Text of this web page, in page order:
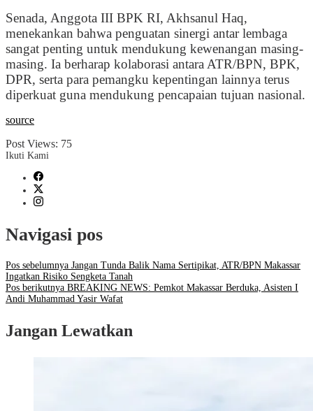
Senada, Anggota III BPK RI, Akhsanul Haq,
menekankan bahwa penguatan sinergi antar lembaga
sangat penting untuk mendukung kewenangan masing-
masing. Ia berharap kolaborasi antara ATR/BPN, BPK,
DPR, serta para pemangku kepentingan lainnya terus
diperkuat guna mendukung pencapaian tujuan nasional.
source
Post Views: 75
Ikuti Kami
Navigasi pos
Pos sebelumnya Jangan Tunda Balik Nama Sertipikat, ATR/BPN Makassar
Ingatkan Risiko Sengketa Tanah
Pos berikutnya BREAKING NEWS: Pemkot Makassar Berduka, Asisten I
Andi Muhammad Yasir Wafat
Jangan Lewatkan